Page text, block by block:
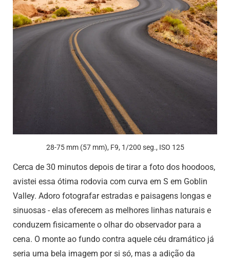
28-75 mm (57 mm), F9, 1/200 seg., ISO 125
Cerca de 30 minutos depois de tirar a foto dos hoodoos,
avistei essa ótima rodovia com curva em S em Goblin
Valley. Adoro fotografar estradas e paisagens longas e
sinuosas - elas oferecem as melhores linhas naturais e
conduzem fisicamente o olhar do observador para a
cena. O monte ao fundo contra aquele céu dramático já
seria uma bela imagem por si só, mas a adição da